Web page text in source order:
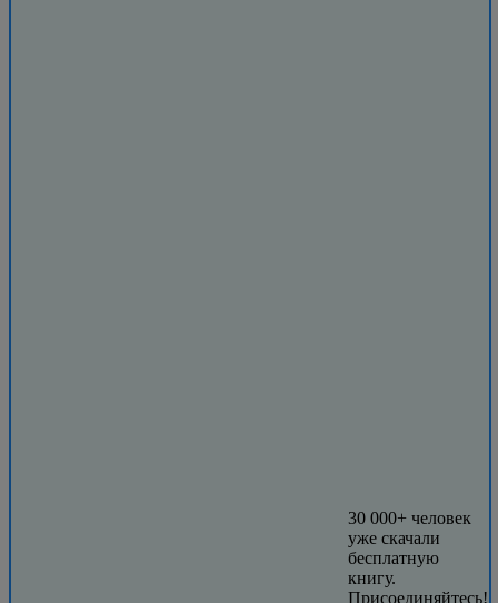
30 000+ человек
уже скачали
бесплатную
книгу.
Присоединяйтесь!